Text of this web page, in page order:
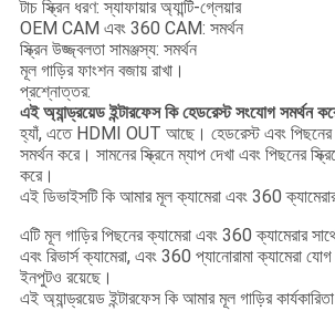
টাচ স্ক্রিন ধরণ: স্যাফায়ার অ্যান্টি-গ্লেয়ার
OEM CAM এবং 360 CAM: সমর্থন
স্ক্রিন উজ্জ্বলতা সামঞ্জস্য: সমর্থন
মূল গাড়ির ফাংশন বজায় রাখা।
প্রশ্নোত্তর:
এই অ্যান্ড্রয়েড ইন্টারফেস কি হেডরেস্ট সংযোগ সমর্থন
হ্যাঁ, এতে HDMI OUT আছে। হেডরেস্ট এবং পিছনের
সমর্থন করে। সামনের স্ক্রিনে ম্যাপ দেখা এবং পিছনের
করে।
এই ডিভাইসটি কি আমার মূল ক্যামেরা এবং 360 ক্যামেরার
এটি মূল গাড়ির পিছনের ক্যামেরা এবং 360 ক্যামেরার
এবং রিভার্স ক্যামেরা, এবং 360 প্যানোরামা ক্যামেরা
ইনপুটও রয়েছে।
এই অ্যান্ড্রয়েড ইন্টারফেস কি আমার মূল গাড়ির